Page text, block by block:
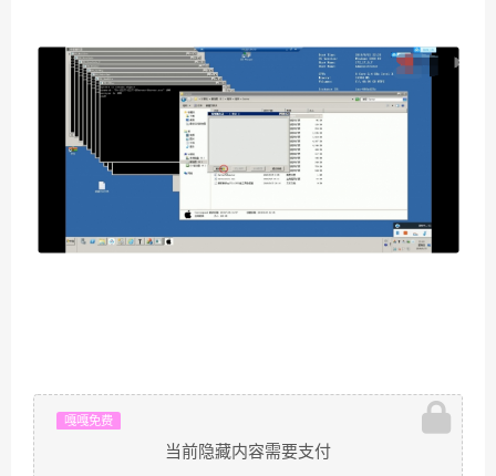
嘎嘎免费
当前隐藏内容需要支付